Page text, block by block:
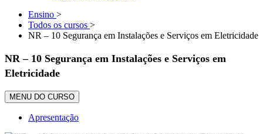
Ensino >
Todos os cursos >
NR – 10 Segurança em Instalações e Serviços em Eletricidade
NR – 10 Segurança em Instalações e Serviços em
Eletricidade
MENU DO CURSO
Apresentação